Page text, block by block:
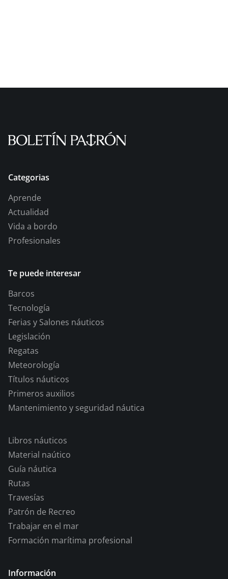
Categorias
Aprende
Actualidad
Vida a bordo
Profesionales
Te puede interesar
Barcos
Tecnología
Ferias y Salones náuticos
Legislación
Regatas
Meteorología
Títulos náuticos
Primeros auxilios
Mantenimiento y seguridad náutica
Libros náuticos
Material naútico
Guía náutica
Rutas
Travesías
Patrón de Recreo
Trabajar en el mar
Formación marítima profesional
Información